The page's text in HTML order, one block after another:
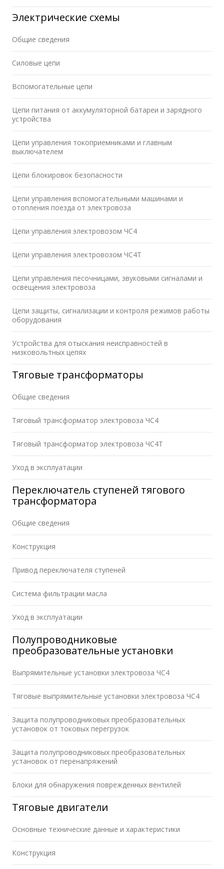
Электрические схемы
Общие сведения
Силовые цепи
Вспомогательные цепи
Цепи питания от аккумуляторной батареи и зарядного
устройства
Цепи управления токоприемниками и главным
выключателем
Цепи блокировок безопасности
Цепи управления вспомогательными машинами и
отопления поезда от электровоза
Цепи управления электровозом ЧС4
Цепи управления электровозом ЧС4Т
Цепи управления песочницами, звуковыми сигналами и
освещения электровоза
Цепи защиты, сигнализации и контроля режимов работы
оборудования
Устройства для отыскания неисправностей в
низковольтных цепях
Тяговые трансформаторы
Общие сведения
Тяговый трансформатор электровоза ЧС4
Тяговый трансформатор электровоза ЧС4Т
Уход в эксплуатации
Переключатель ступеней тягового
трансформатора
Общие сведения
Конструкция
Привод переключателя ступеней
Система фильтрации масла
Уход в эксплуатации
Полупроводниковые
преобразовательные установки
Выпрямительные установки электровоза ЧС4
Тяговые выпрямительные установки электровоза ЧС4
Защита полупроводниковых преобразовательных
установок от токовых перегрузок
Защита полупроводниковых преобразовательных
установок от перенапряжений
Блоки для обнаружения поврежденных вентилей
Тяговые двигатели
Основные технические данные и характеристики
Конструкция